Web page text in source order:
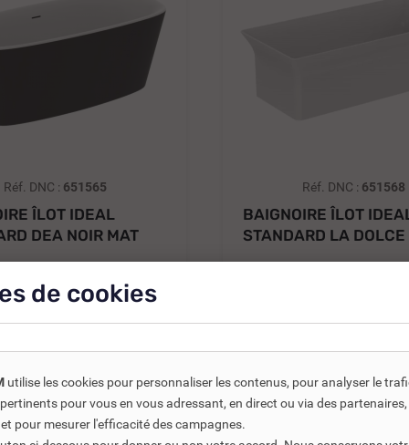
Réf. DNC : 651565
ÎLOT IDEAL
DEA NOIR MAT
€ TTC
HT
les références
Réf. DNC : 651568
BAIGNOIRE ÎLOT
STANDARD LA
Ajouter
de cookies
utilise les cookies pour personnaliser les contenus, pour analyser le
pour vous en vous adressant, en direct ou via des
pour mesurer l'efficacité des campagnes.